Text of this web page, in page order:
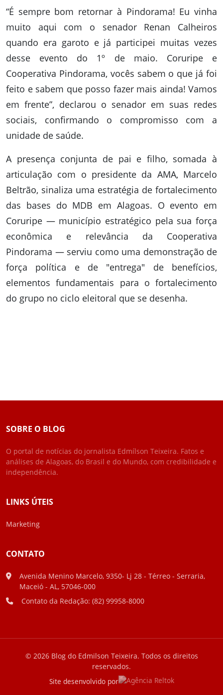
“É sempre bom retornar à Pindorama! Eu vinha
muito aqui com o senador Renan Calheiros
quando era garoto e já participei muitas vezes
desse evento do 1º de maio. Coruripe e
Cooperativa Pindorama, vocês sabem o que já foi
feito e sabem que posso fazer mais ainda! Vamos
em frente”, declarou o senador em suas redes
sociais, confirmando o compromisso com a
unidade de saúde.
A presença conjunta de pai e filho, somada à
articulação com o presidente da AMA, Marcelo
Beltrão, sinaliza uma estratégia de fortalecimento
das bases do MDB em Alagoas. O evento em
Coruripe — município estratégico pela sua força
econômica e relevância da Cooperativa
Pindorama — serviu como uma demonstração de
força política e de "entrega" de benefícios,
elementos fundamentais para o fortalecimento
do grupo no ciclo eleitoral que se desenha.
SOBRE O BLOG
O portal de notícias do jornalista Edmílson Teixeira. Fatos e
análises de Alagoas, do Brasil e do Mundo, com credibilidade e
independência.
LINKS ÚTEIS
Marketing
CONTATO
Avenida Menino Marcelo, 9350- Lj 28 - Térreo - Serraria,
Maceió - AL, 57046-000
Contato da Redação: (82) 99958-8000
© 2026 Blog do Edmilson Teixeira. Todos os direitos
reservados.
Site desenvolvido por